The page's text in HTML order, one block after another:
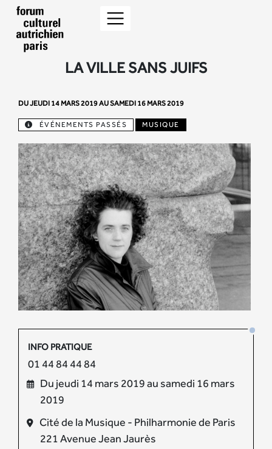
LA VILLE SANS JUIFS
DU JEUDI 14 MARS 2019 AU SAMEDI 16 MARS 2019
ÉVÉNEMENTS PASSÉS MUSIQUE
INFO PRATIQUE
01 44 84 44 84
Du jeudi 14 mars 2019 au samedi 16 mars
2019
Cité de la Musique - Philharmonie de Paris
221 Avenue Jean Jaurès